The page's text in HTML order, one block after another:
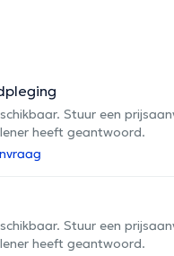
Stuur een
heeft geantwoord.
Stuur een
heeft geantwoord.